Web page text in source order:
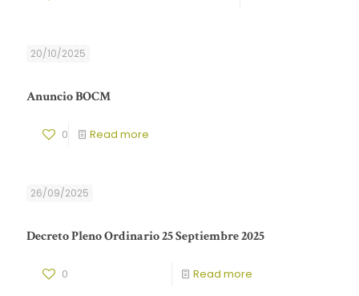
20/10/2025
Anuncio BOCM
0 Read more
26/09/2025
Decreto Pleno Ordinario 25 Septiembre 2025
0 Read more